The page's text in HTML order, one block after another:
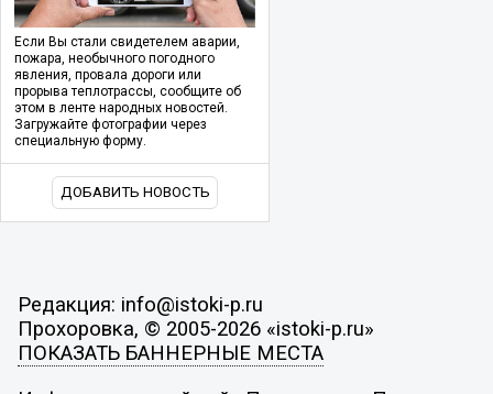
Если Вы стали свидетелем аварии,
пожара, необычного погодного
явления, провала дороги или
прорыва теплотрассы, сообщите об
этом в ленте народных новостей.
Загружайте фотографии через
специальную форму.
ДОБАВИТЬ НОВОСТЬ
Редакция: info@istoki-p.ru
Прохоровка, © 2005-2026 «istoki-p.ru»
ПОКАЗАТЬ БАННЕРНЫЕ МЕСТА